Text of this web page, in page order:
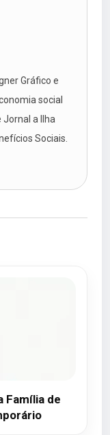
Gráfico e
social
Jornal a Ilha
Sociais.
Família de